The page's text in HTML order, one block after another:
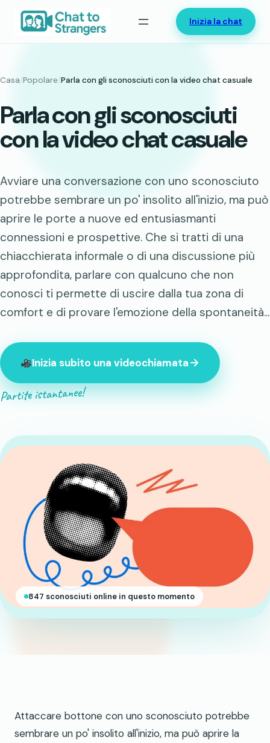
contenuto
Inizia la chat
Casa/Popolare/Parla con gli sconosciuti con la video chat casuale
Parla con gli sconosciuti
con la video chat casuale
Avviare una conversazione con uno sconosciuto
potrebbe sembrare un po' insolito all'inizio, ma può
aprire le porte a nuove ed entusiasmanti
connessioni e prospettive. Che si tratti di una
chiacchierata informale o di una discussione più
approfondita, parlare con qualcuno che non
conosci ti permette di uscire dalla tua zona di
comfort e di provare l'emozione della spontaneità...
Inizia subito una videochiamata
Partite istantanee!
847 sconosciuti online in questo momento
Attaccare bottone con uno sconosciuto potrebbe
sembrare un po' insolito all'inizio, ma può aprire la